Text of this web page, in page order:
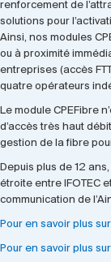
renforcement de
solutions pour
Ainsi, nos modules
ou à proximité
entreprises (accès
quatre opérateurs
Le module CPEFibre
d’accès très haut
gestion de la fibre
Depuis plus de 12
étroite entre IFOTEC
communication de
Pour en savoir plus
Pour en savoir plus